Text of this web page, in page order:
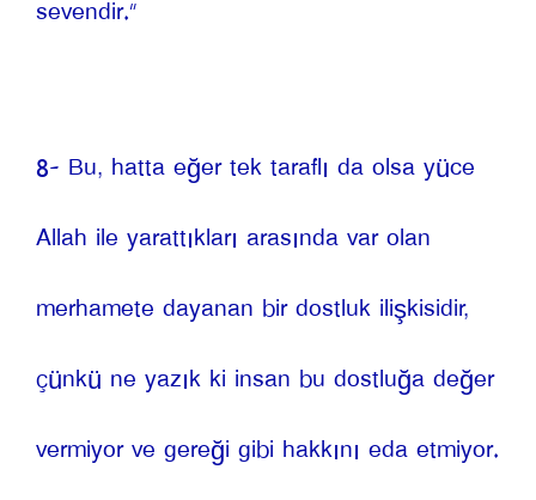
sevendir.”
8- Bu, hatta eğer tek taraflı da olsa yüce
Allah ile yarattıkları arasında var olan
merhamete dayanan bir dostluk ilişkisidir,
çünkü ne yazık ki insan bu dostluğa değer
vermiyor ve gereği gibi hakkını eda etmiyor.